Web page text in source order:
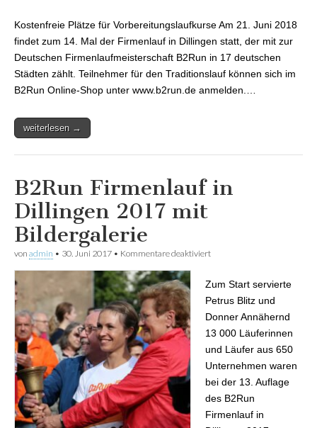
Kostenfreie Plätze für Vorbereitungslaufkurse Am 21. Juni 2018
findet zum 14. Mal der Firmenlauf in Dillingen statt, der mit zur
Deutschen Firmenlaufmeisterschaft B2Run in 17 deutschen
Städten zählt. Teilnehmer für den Traditionslauf können sich im
B2Run Online-Shop unter www.b2run.de anmelden.…
weiterlesen →
B2Run Firmenlauf in
Dillingen 2017 mit
Bildergalerie
von admin • 30. Juni 2017 • Kommentare deaktiviert
Zum Start servierte
Petrus Blitz und
Donner Annähernd
13 000 Läuferinnen
und Läufer aus 650
Unternehmen waren
bei der 13. Auflage
des B2Run
Firmenlauf in